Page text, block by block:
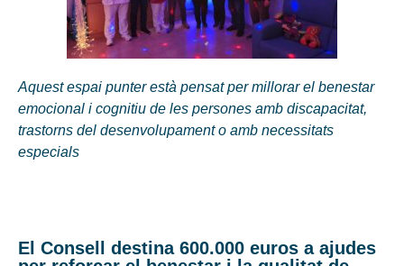
Aquest espai punter està pensat per millorar el benestar
emocional i cognitiu de les persones amb discapacitat,
trastorns del desenvolupament o amb necessitats
especials
El Consell destina 600.000 euros a ajudes